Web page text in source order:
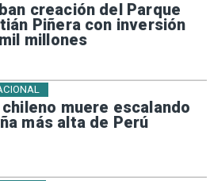
creación del Parque
Piñera con inversión
millones
muere escalando
más alta de Perú